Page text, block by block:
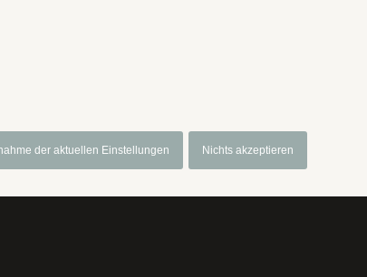
der aktuellen Einstellungen Nichts akzeptieren